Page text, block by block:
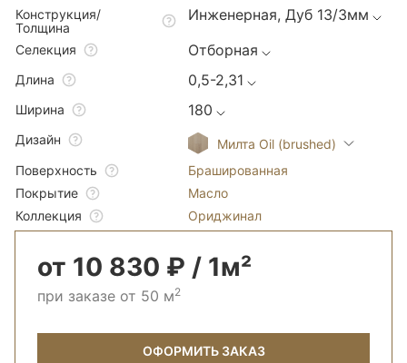
Конструкция/
Толщина
Инженерная, Дуб 13/3мм
Селекция Отборная
Длина 0,5-2,31
Ширина 180
Дизайн
Милта Oil (brushed)
Поверхность
Брашированная
Покрытие
Масло
Коллекция
Ориджинал
от 10 830 ₽ / 1м²
при заказе от 50 м2
ОФОРМИТЬ ЗАКАЗ